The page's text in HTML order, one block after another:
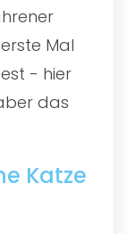
Mal
- hier
das
Katze